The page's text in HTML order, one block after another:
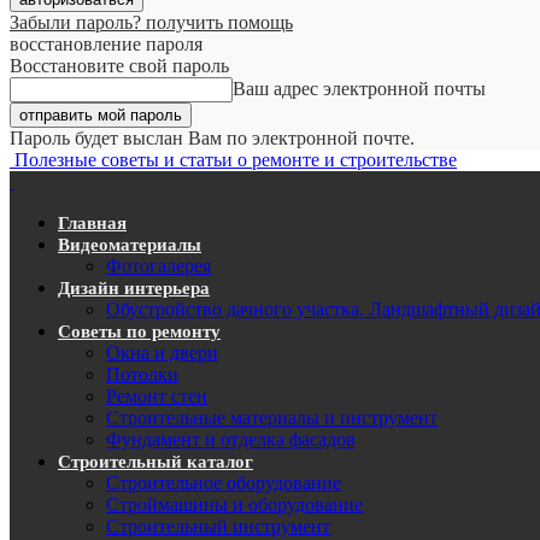
Забыли пароль? получить помощь
восстановление пароля
Восстановите свой пароль
Ваш адрес электронной почты
Пароль будет выслан Вам по электронной почте.
Полезные советы и статьи о ремонте и строительстве
Главная
Видеоматериалы
Фотогалерея
Дизайн интерьера
Обустройство дачного участка. Ландшафтный
Советы по ремонту
Окна и двери
Потолки
Ремонт стен
Строительные материалы и инструмент
Фундамент и отделка фасадов
Строительный каталог
Строительное оборудование
Строймашины и оборудование
Строительный инструмент